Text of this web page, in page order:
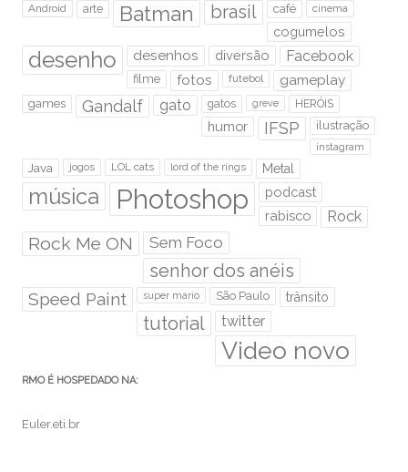
Android arte Batman brasil café cinema
cogumelos
desenho desenhos diversão Facebook
filme fotos futebol gameplay
games Gandalf gato gatos greve HERÓIS
humor IFSP ilustração
instagram
Java jogos LOL cats lord of the rings Metal
música Photoshop
podcast
rabisco
Rock
Rock Me ON Sem Foco
senhor dos anéis
Speed Paint super mario São Paulo trânsito
tutorial twitter
Video novo
RMO É HOSPEDADO NA:
Euler.eti.br